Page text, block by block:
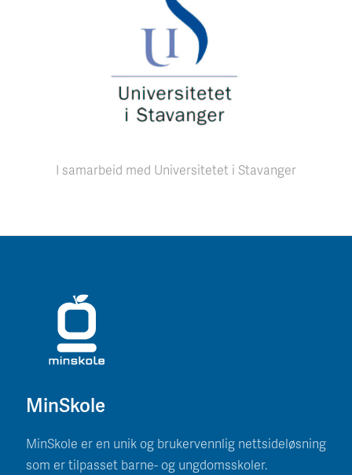
I samarbeid med Universitetet i Stavanger
MinSkole
MinSkole er en unik og brukervennlig nettsideløsning
som er tilpasset barne- og ungdomsskoler.